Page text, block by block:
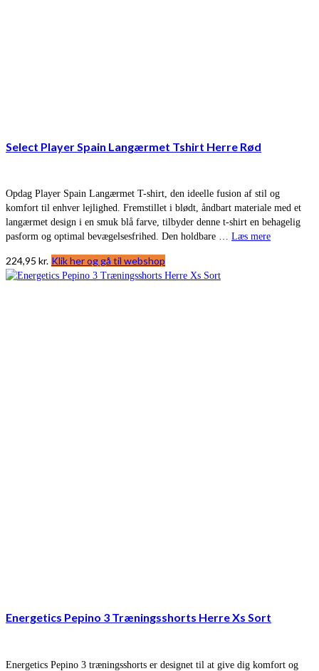
Select Player Spain Langærmet Tshirt Herre Rød
Opdag Player Spain Langærmet T-shirt, den ideelle fusion af stil og
komfort til enhver lejlighed. Fremstillet i blødt, åndbart materiale med et
langærmet design i en smuk blå farve, tilbyder denne t-shirt en behagelig
pasform og optimal bevægelsesfrihed. Den holdbare … Læs mere
224,95 kr. Klik her og gå til webshop
Energetics Pepino 3 Træningsshorts Herre Xs Sort
Energetics Pepino 3 træningsshorts er designet til at give dig komfort og